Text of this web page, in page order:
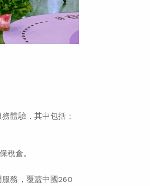
體驗，其中包括：
稅倉。
務，覆蓋中國260